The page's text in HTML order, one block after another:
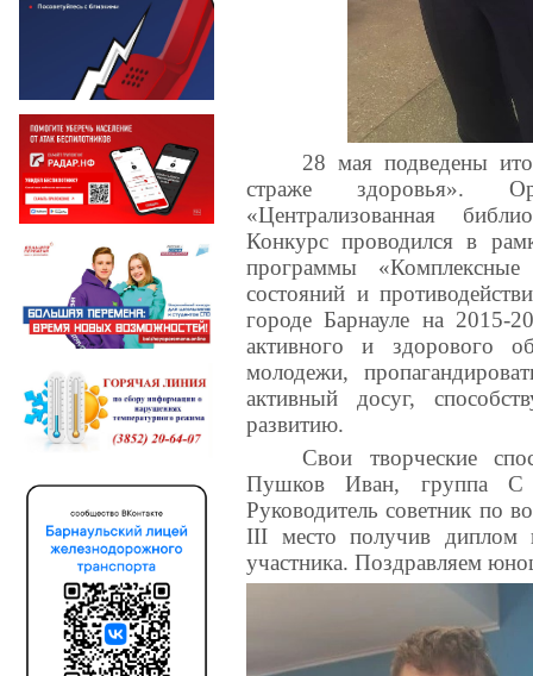
28 мая подведены
страже здоровья».
«Централизованная
Конкурс проводился в
программы
состояний и
городе Барнауле на 2015-
активного и здорового
молодежи,
активный досуг,
развитию.
Свои творческие
Пушков Иван, группа С
Руководитель советник по
III место получив диплом
участника. Поздравляем